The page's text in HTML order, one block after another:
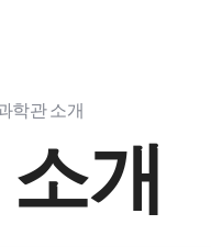
학관 소개
개